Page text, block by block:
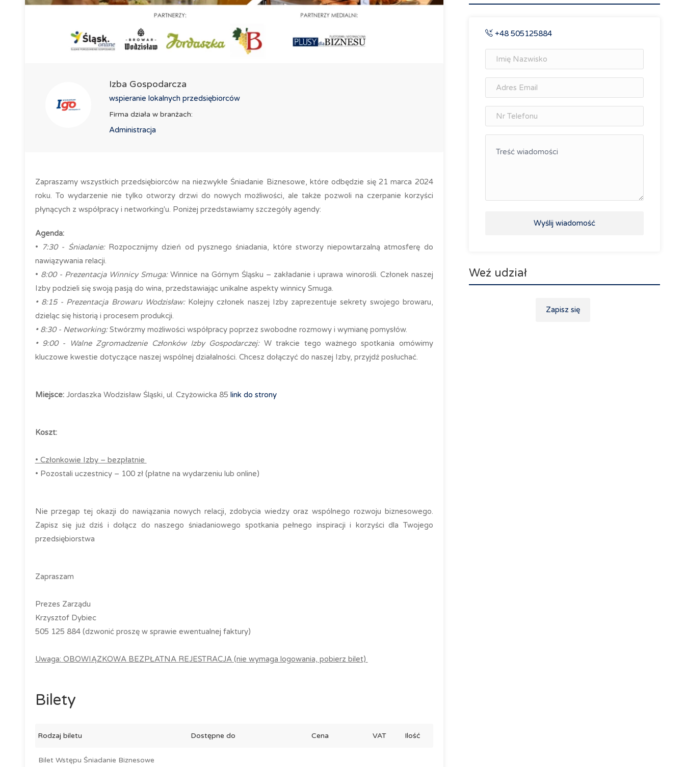
Izba Gospodarcza
wspieranie lokalnych przedsiębiorców
Firma działa w branżach:
Administracja
Zapraszamy wszystkich przedsiębiorców na niezwykłe Śniadanie Biznesowe, które odbędzie się 21 marca 2024
roku. To wydarzenie nie tylko otworzy drzwi do nowych możliwości, ale także pozwoli na czerpanie korzyści
płynących z współpracy i networking'u. Poniżej przedstawiamy szczegóły agendy:
Agenda:
•
7:30 - Śniadanie:Rozpocznijmy dzień od pysznego śniadania, które stworzy niepowtarzalną atmosferę do
nawiązywania relacji.
• 8:00 - Prezentacja Winnicy Smuga:Winnice na Górnym Śląsku – zakładanie i uprawa winorośli. Członek naszej
Izby podzieli się swoją pasją do wina, przedstawiając unikalne aspekty winnicy Smuga.
• 8:15 - Prezentacja Browaru Wodzisław:Kolejny członek naszej Izby zaprezentuje sekrety swojego browaru,
dzieląc się historią i procesem produkcji.
• 8:30 - Networking:Stwórzmy możliwości współpracy poprzez swobodne rozmowy i wymianę pomysłów.
• 9:00 - Walne Zgromadzenie Członków Izby Gospodarczej:W trakcie tego ważnego spotkania omówimy
kluczowe kwestie dotyczące naszej wspólnej działalności. Chcesz dołączyć do naszej Izby, przyjdź posłuchać.
Miejsce:Jordaszka Wodzisław Śląski, ul. Czyżowicka 85 link do strony
Koszt:
• Członkowie Izby – bezpłatnie
• Pozostali uczestnicy – 100 zł (płatne na wydarzeniu lub online)
Nie przegap tej okazji do nawiązania nowych relacji, zdobycia wiedzy oraz wspólnego rozwoju biznesowego.
Zapisz się już dziś i dołącz do naszego śniadaniowego spotkania pełnego inspiracji i korzyści dla Twojego
przedsiębiorstwa
Zapraszam
Prezes Zarządu
Krzysztof Dybiec
505 125 884 (dzwonić proszę w sprawie ewentualnej faktury)
Uwaga: OBOWIĄZKOWA BEZPŁATNA REJESTRACJA (nie wymaga logowania, pobierz bilet)
Bilety
Rodzaj biletu Dostępne do Cena VAT Ilość
Bilet Wstępu Śniadanie Biznesowe
+48 505125884
Wyślij wiadomość
Weź udział
Zapisz się